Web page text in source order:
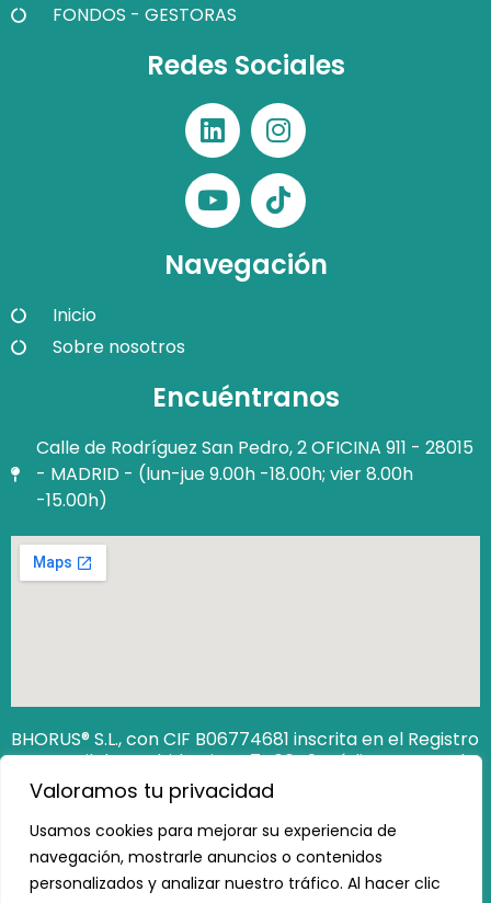
Valoramos tu privacidad
Usamos cookies para mejorar su experiencia de
navegación, mostrarle anuncios o contenidos
personalizados y analizar nuestro tráfico. Al hacer clic
FONDOS - GESTORAS
Redes Sociales
Navegación
Inicio
Sobre nosotros
Encuéntranos
Calle de Rodríguez San Pedro, 2 OFICINA 911 - 28015
- MADRID - (lun-jue 9.00h -18.00h; vier 8.00h
-15.00h)
BHORUS® S.L., con CIF B06774681 inscrita en el Registro
Mercantil de Madrid Hoja M‐740649. Código Seguro de
Verificación (CSV): 12806538162473100
https://www.registradores.org/csv